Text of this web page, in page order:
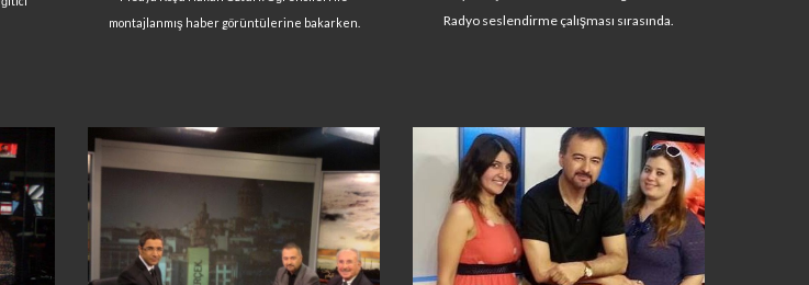
montajlanmış haber görüntülerine bakarken.
Radyo seslendirme çalışması sırasında.